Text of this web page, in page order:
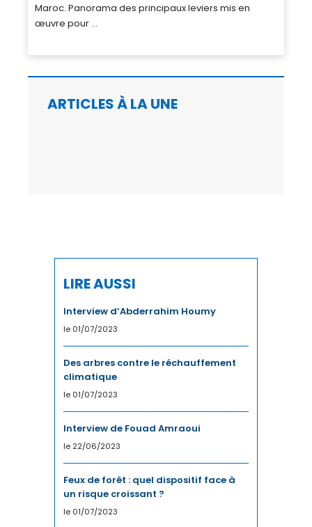
Maroc. Panorama des principaux leviers mis en
œuvre pour ...
ARTICLES À LA UNE
LIRE AUSSI
Interview d’Abderrahim Houmy
le 01/07/2023
Des arbres contre le réchauffement
climatique
le 01/07/2023
Interview de Fouad Amraoui
le 22/06/2023
Feux de forêt : quel dispositif face à
un risque croissant ?
le 01/07/2023